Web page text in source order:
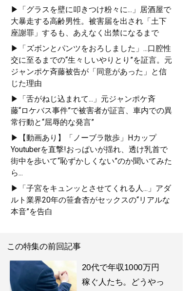
▶「グラスを壁に叩きつけ粉々に...」居酒屋で
大暴走する高齢男性。被害届を出され「土下
座謝罪」するも、あえなく出禁になるまで
▶「ズボンとパンツをおろしました」...口腔性
交に至るまでの“生々しいやりとり”を証言。元
ジャンポケ斉藤被告が「同意があった」と信
じた理由
▶「舌がねじ込まれて...」元ジャンポケ斉
藤“ロケバス事件”で被害者が証言、車内での異
常行動と“屈辱的な発言”
▶【動画あり】「ノーブラ散歩」Hカップ
Youtuberを直撃!おっぱいが揺れ、透け乳首で
街中を歩いて“恥ずかしくない”のか聞いてみた
ら...
▶「子宮をキュンッとさせてくれる人...」アダ
ルト業界20年の笹倉杏がセックスの“リアルな
本音”を告白
この特集の前回記事
20代で年収1000万円
稼ぐ人たち。どうやっ